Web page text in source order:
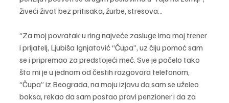
živeći život bez pritisaka, žurbe, stresova...
“Za moj povratak u ring najveće zasluge ima moj trener
i prijatelj, Ljubiša Ignjatović “Čupa”, uz čiju pomoć sam
se i pripremao za predstojeći meč. Sve je počelo tako
što mi je u jednom od čestih razgovora telefonom,
“Čupa” iz Beograda, na moju izjavu da sam se uželeo
boksa, rekao da sam postao pravi penzioner i da za